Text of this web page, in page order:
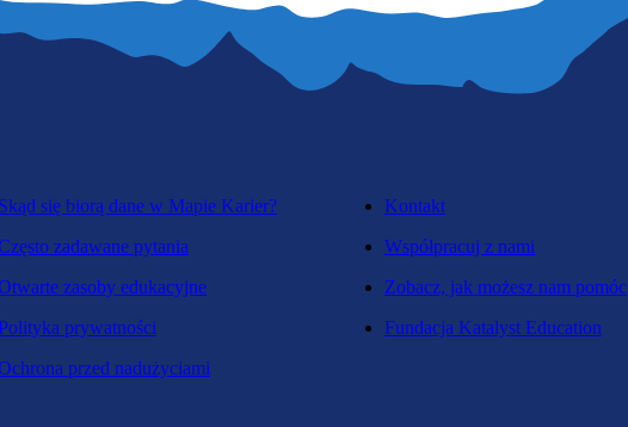
Skąd się biorą dane w Mapie Karier?
zadawane pytania
zasoby edukacyjne
prywatności
przed nadużyciami
Kontakt
Współpracuj z nami
Zobacz, jak możesz nam pomóc
Fundacja Katalyst Education